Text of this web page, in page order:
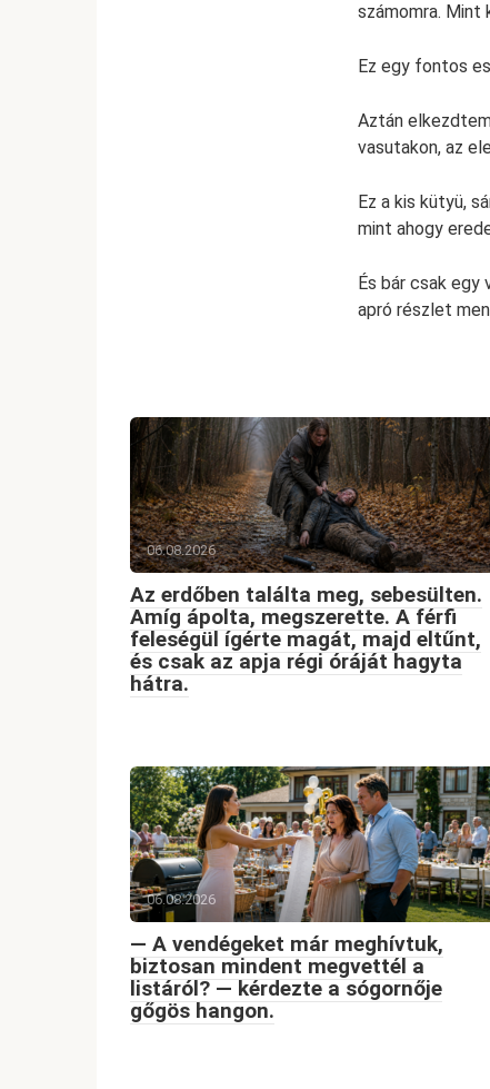
számomra.
Ez egy fontos
Aztán
vasutakon, az
Ez a kis kütyü,
mint ahogy
És bár csak
apró részlet
06.08.2026
Az erdőben találta meg, sebesülten.
Amíg ápolta, megszerette. A férfi
feleségül ígérte magát, majd eltűnt,
és csak az apja régi óráját hagyta
hátra.
06.08.2026
— A vendégeket már meghívtuk,
biztosan mindent megvettél a
listáról? — kérdezte a sógornője
gőgös hangon.